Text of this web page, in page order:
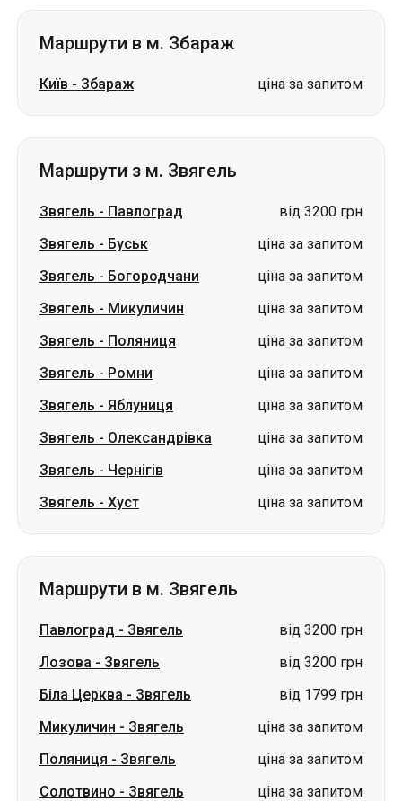
Маршрути в м. Збараж
Київ - Збараж ціна за запитом
Маршрути з м. Звягель
Звягель - Павлоград
від 3200 грн
Звягель - Буськ
ціна за запитом
Звягель - Богородчани
ціна за запитом
Звягель - Микуличин
ціна за запитом
Звягель - Поляниця
ціна за запитом
Звягель - Ромни
ціна за запитом
Звягель - Яблуниця
ціна за запитом
Звягель - Олександрівка
ціна за запитом
Звягель - Чернігів
ціна за запитом
Звягель - Хуст ціна за запитом
Маршрути в м. Звягель
Павлоград - Звягель
від 3200 грн
Лозова - Звягель
від 3200 грн
Біла Церква - Звягель
від 1799 грн
Микуличин - Звягель
ціна за запитом
Поляниця - Звягель
ціна за запитом
Солотвино - Звягель
ціна за запитом